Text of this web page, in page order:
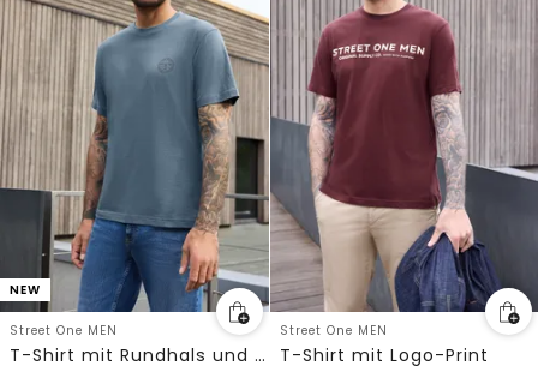
NEW
Street One MEN
T-Shirt mit Rundhals und Chestprint
Street One MEN
T-Shirt mit Logo-Print